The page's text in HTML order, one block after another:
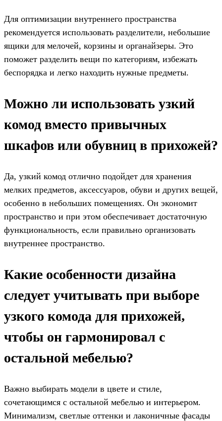
Для оптимизации внутреннего пространства
рекомендуется использовать разделители, небольшие
ящики для мелочей, корзины и органайзеры. Это
поможет разделить вещи по категориям, избежать
беспорядка и легко находить нужные предметы.
Можно ли использовать узкий
комод вместо привычных
шкафов или обувниц в прихожей?
Да, узкий комод отлично подойдет для хранения
мелких предметов, аксессуаров, обуви и других вещей,
особенно в небольших помещениях. Он экономит
пространство и при этом обеспечивает достаточную
функциональность, если правильно организовать
внутреннее пространство.
Какие особенности дизайна
следует учитывать при выборе
узкого комода для прихожей,
чтобы он гармонировал с
остальной мебелью?
Важно выбирать модели в цвете и стиле,
сочетающимся с остальной мебелью и интерьером.
Минимализм, светлые оттенки и лаконичные фасады